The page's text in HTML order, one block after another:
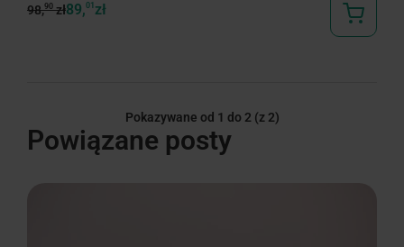
98,90zł89,01 zł
Pokazywane od 1 do 2 (z 2)
Powiązane posty